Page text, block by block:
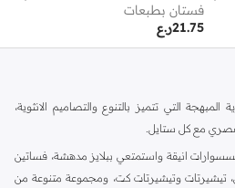
فستان بطبعات
ر.ع21.75
المبهجة التي تتميز بالتنوع والتصاميم الانثوية،
مع كل ستايل.
انيقة واستمتعي ببلايز مدهشة، فساتين
تيشيرتات وتيشيرتات كت، ومجموعة متنوعة من